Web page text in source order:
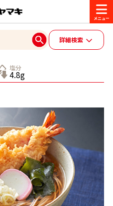
ヤマキ 割烹白だし
詳細検索
塩分
4.8g